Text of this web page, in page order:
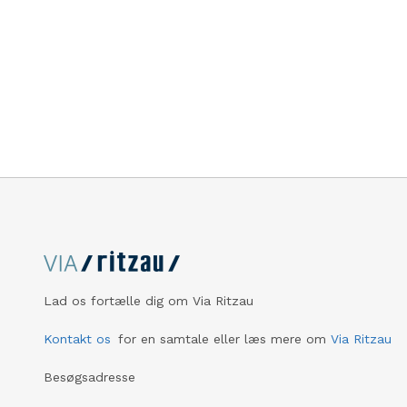
Lad os fortælle dig om Via Ritzau
Kontakt os for en samtale eller læs mere om Via Ritzau
Besøgsadresse